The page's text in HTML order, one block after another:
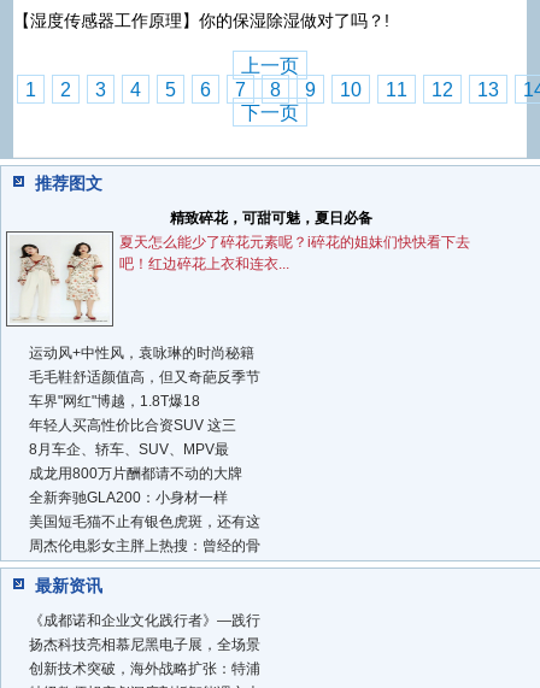
【湿度传感器工作原理】你的保湿除湿做对了吗？!
上一页
1
2 3 4 5 6 7 8 9 10 11 12 13
下一页
推荐图文
精致碎花，可甜可魅，夏日必备
夏天怎么能少了碎花元素呢？i碎花的姐妹们快快看下去
吧！红边碎花上衣和连衣...
运动风+中性风，袁咏琳的时尚秘籍
毛毛鞋舒适颜值高，但又奇葩反季节
车界"网红"博越，1.8T爆18
年轻人买高性价比合资SUV 这三
8月车企、轿车、SUV、MPV最
成龙用800万片酬都请不动的大牌
全新奔驰GLA200：小身材一样
美国短毛猫不止有银色虎斑，还有这
周杰伦电影女主胖上热搜：曾经的骨
最新资讯
《成都诺和企业文化践行者》—践行
扬杰科技亮相慕尼黑电子展，全场景
创新技术突破，海外战略扩张：特浦